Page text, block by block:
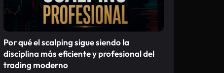
Por qué el scalping sigue siendo la
disciplina más eficiente y profesional del
trading moderno